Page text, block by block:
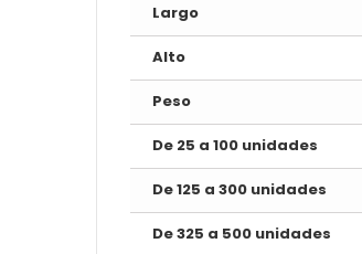
Largo
Alto
Peso
De 25 a 100 unidades
De 125 a 300 unidades
De 325 a 500 unidades